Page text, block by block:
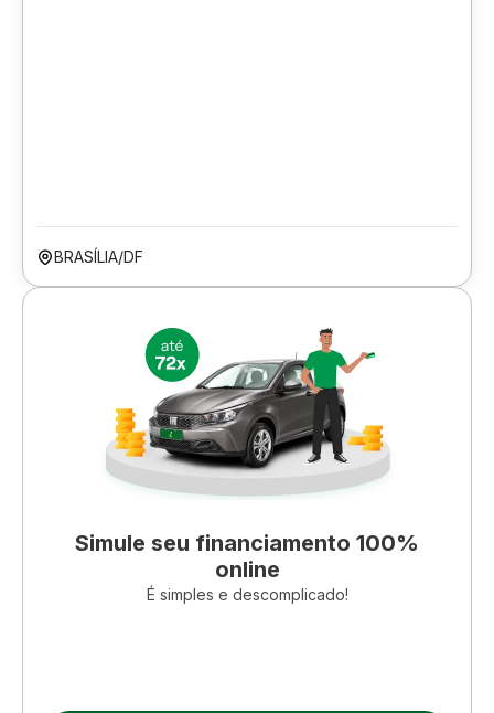
BRASÍLIA/DF
Simule seu financiamento 100%
online
É simples e descomplicado!